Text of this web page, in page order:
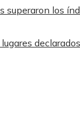
superaron los
declarados